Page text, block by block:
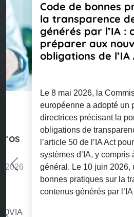
Code de bonnes
la transparence
générés par l’IA :
préparer aux
obligations de l’IA
Le 8 mai 2026, la
européenne a adopté un
directrices précisant la
obligations de
l’article 50 de l’IA Act
systèmes d’IA, y compris
général. Le 10 juin 2026,
bonnes pratiques sur la
contenus générés par
Previous